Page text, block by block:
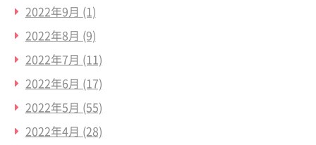
2022年9月 (1)
2022年8月 (9)
2022年7月 (11)
2022年6月 (17)
2022年5月 (55)
2022年4月 (28)